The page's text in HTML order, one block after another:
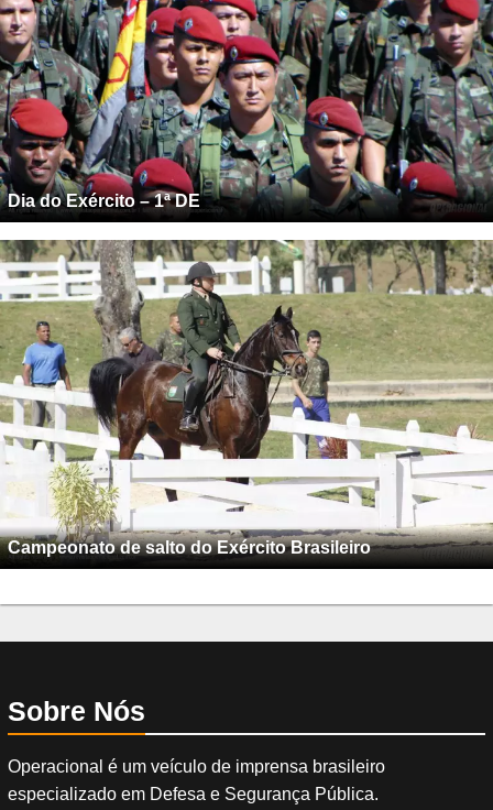
Dia do Exército – 1ª DE
Campeonato de salto do Exército Brasileiro
Sobre Nós
Operacional é um veículo de imprensa brasileiro
especializado em Defesa e Segurança Pública.